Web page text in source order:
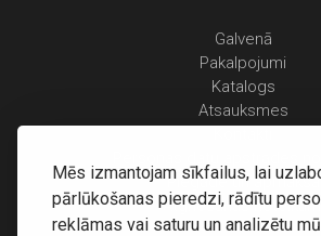
Mēs izmantojam sīkfailus, lai
pārlūkošanas pieredzi, rādītu
reklāmas vai saturu un analizētu
Galvenā
Pakalpojumi
Katalogs
Atsauksmes
Piegāde un apmaksa
Atgriešanas